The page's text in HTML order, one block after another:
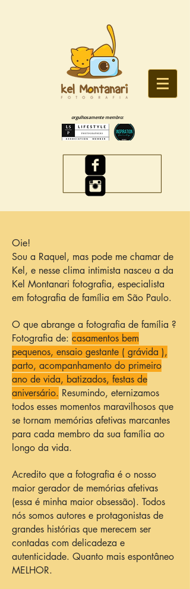
orgulhosamente membro:
Oie!
Sou a Raquel, mas pode me chamar de
Kel, e nesse clima intimista nasceu a da
Kel Montanari fotografia, especialista
em fotografia de família em São Paulo.
O que abrange a fotografia de família ?
Fotografia de: casamentos bem
pequenos, ensaio gestante ( grávida ),
parto, acompanhamento do primeiro
ano de vida, batizados, festas de
aniversário. Resumindo, eternizamos
todos esses momentos maravilhosos que
se tornam memórias afetivas marcantes
para cada membro da sua família ao
longo da vida.
Acredito que a fotografia é o nosso
maior gerador de memórias afetivas
(essa é minha maior obsessão). Todos
nós somos autores e protagonistas de
grandes histórias que merecem ser
contadas com delicadeza e
autenticidade. Quanto mais espontâneo
MELHOR.